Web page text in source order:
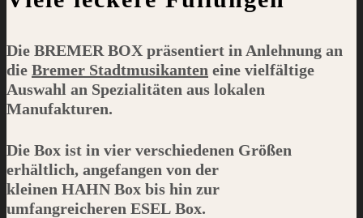
Die BREMER BOX präsentiert in Anlehnung an
die Bremer Stadtmusikanten eine vielfältige
Auswahl an Spezialitäten aus lokalen
Manufakturen.
Die Box ist in vier verschiedenen Größen
erhältlich, angefangen von der
kleinen HAHN Box bis hin zur
umfangreicheren ESEL Box.